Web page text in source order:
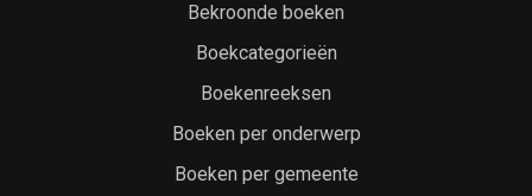
Bekroonde boeken
Boekcategorieën
Boekenreeksen
Boeken per onderwerp
Boeken per gemeente